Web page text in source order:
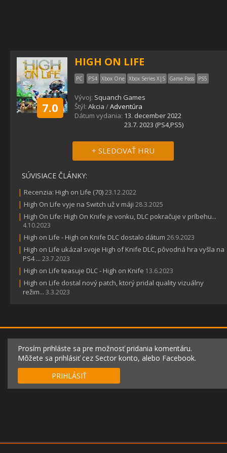
7.0
HIGH ON LIFE
PC PS4 Xbox One Xbox Series X|S Game Pass PS5
Vývoj: Squanch Games
Štýl: Akcia /Adventúra
Dátum vydania: 13. december 2022
23.7. 2023 (PS4,PS5)
+ SLEDOVAŤ HRU
SÚVISIACE ČLÁNKY:
| Recenzia: High on Life (70)23.12.2022
| High On Life vyje na Switch už v máji 28.3.2025
| High On Life: High On Knife je vonku, DLC pokračuje v príbehu...
4.10.2023
| High on Life - High on Knife DLC dostalo dátum 26.9.2023
| High on Life ukázal svoje High of Knife DLC, pôvodná hra vyšla na
PS4 ... 23.7.2023
| High on Life teasuje DLC - High on Knife 13.6.2023
| High on Life dostal nový patch, ktorý pridal quality vizuálny
režim... 3.3.2023
Prosím prihláste sa pre možnosť pridania komentáru.
Môžete sa prihlásiť cez Sector konto, alebo Facebook.
PRIHLÁSIŤ